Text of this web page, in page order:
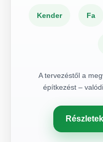
Kender Fa
A tervezéstől a
építkezést –